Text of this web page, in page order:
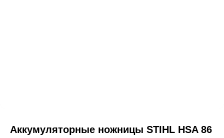
Аккумуляторные ножницы STIHL HSA 86